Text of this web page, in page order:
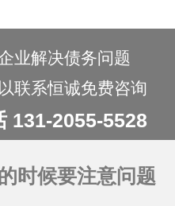
业解决债务问题
联系恒诚免费咨询
131-2055-5528
时候要注意问题